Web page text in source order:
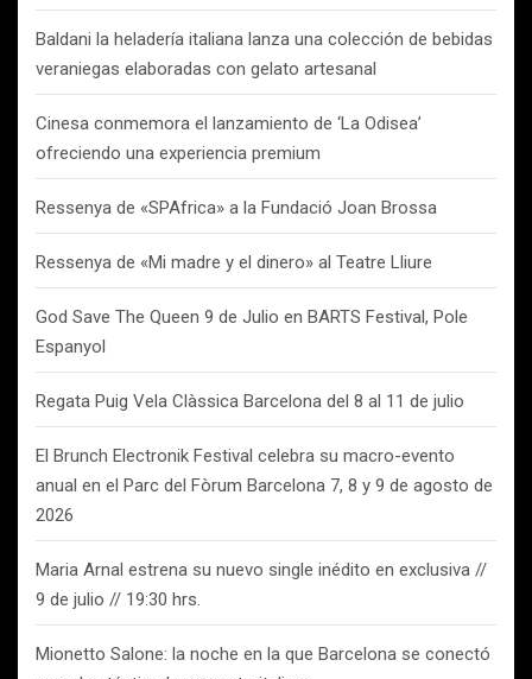
Baldani la heladería italiana lanza una colección de bebidas
veraniegas elaboradas con gelato artesanal
Cinesa conmemora el lanzamiento de ‘La Odisea’
ofreciendo una experiencia premium
Ressenya de «SPAfrica» a la Fundació Joan Brossa
Ressenya de «Mi madre y el dinero» al Teatre Lliure
God Save The Queen 9 de Julio en BARTS Festival, Pole
Espanyol
Regata Puig Vela Clàssica Barcelona del 8 al 11 de julio
El Brunch Electronik Festival celebra su macro-evento
anual en el Parc del Fòrum Barcelona 7, 8 y 9 de agosto de
2026
Maria Arnal estrena su nuevo single inédito en exclusiva //
9 de julio // 19:30 hrs.
Mionetto Salone: la noche en la que Barcelona se conectó